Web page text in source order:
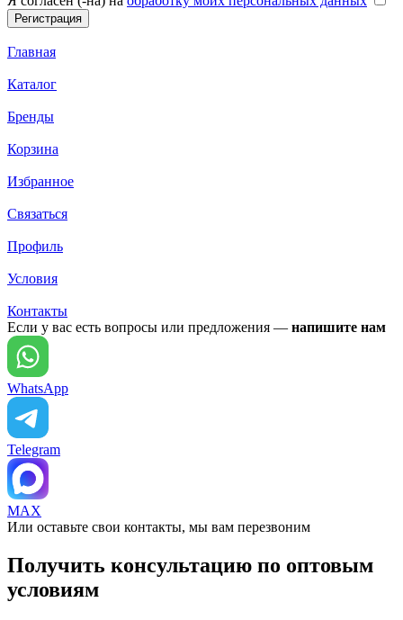
Главная
Каталог
Бренды
Корзина
Избранное
Связаться
Профиль
Условия
Контакты
Если у вас есть вопросы или предложения — напишите нам
WhatsApp
Telegram
MAX
Или оставьте свои контакты, мы вам перезвоним
Получить консультацию по оптовым
условиям